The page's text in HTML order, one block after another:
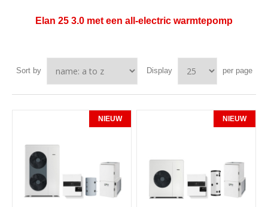
Elan 25 3.0 met een all-electric warmtepomp
Sort by Display per page
NIEUW NIEUW